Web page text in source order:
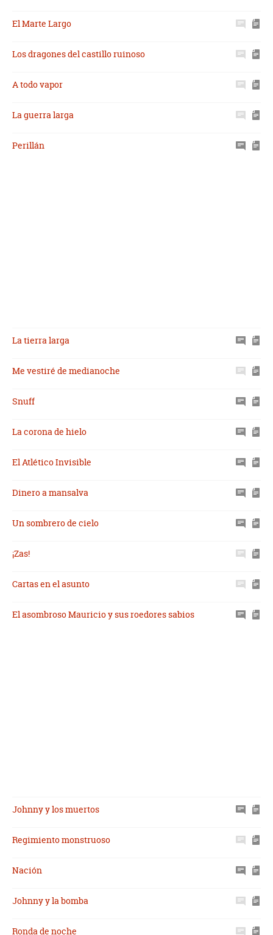
El Marte Largo
Los dragones del castillo ruinoso
A todo vapor
La guerra larga
Perillán
La tierra larga
Me vestiré de medianoche
Snuff
La corona de hielo
El Atlético Invisible
Dinero a mansalva
Un sombrero de cielo
¡Zas!
Cartas en el asunto
El asombroso Mauricio y sus roedores sabios
Johnny y los muertos
Regimiento monstruoso
Nación
Johnny y la bomba
Ronda de noche